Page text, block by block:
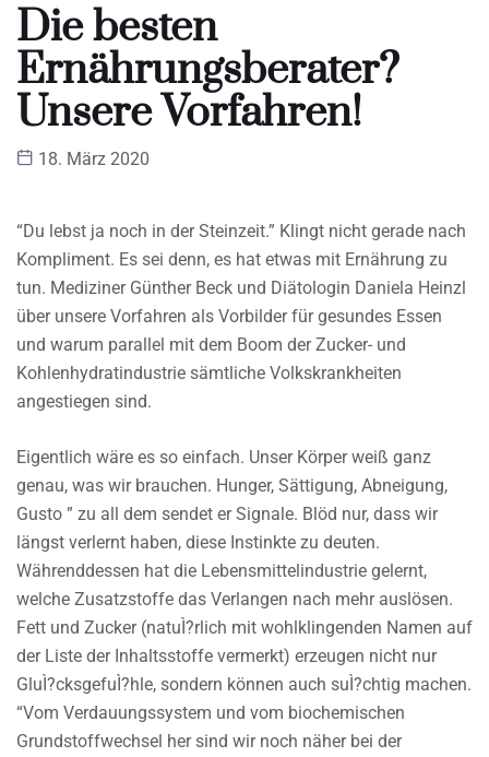
Die besten
Ernährungsberater?
Unsere Vorfahren!
18. März 2020
“Du lebst ja noch in der Steinzeit.” Klingt nicht gerade nach
Kompliment. Es sei denn, es hat etwas mit Ernährung zu
tun. Mediziner Günther Beck und Diätologin Daniela Heinzl
über unsere Vorfahren als Vorbilder für gesundes Essen
und warum parallel mit dem Boom der Zucker- und
Kohlenhydratindustrie sämtliche Volkskrankheiten
angestiegen sind.
Eigentlich wäre es so einfach. Unser Körper weiß ganz
genau, was wir brauchen. Hunger, Sättigung, Abneigung,
Gusto ” zu all dem sendet er Signale. Blöd nur, dass wir
längst verlernt haben, diese Instinkte zu deuten.
Währenddessen hat die Lebensmittelindustrie gelernt,
welche Zusatzstoffe das Verlangen nach mehr auslösen.
Fett und Zucker (natuÌ?rlich mit wohlklingenden Namen auf
der Liste der Inhaltsstoffe vermerkt) erzeugen nicht nur
GluÌ?cksgefuÌ?hle, sondern können auch suÌ?chtig machen.
“Vom Verdauungssystem und vom biochemischen
Grundstoffwechsel her sind wir noch näher bei der